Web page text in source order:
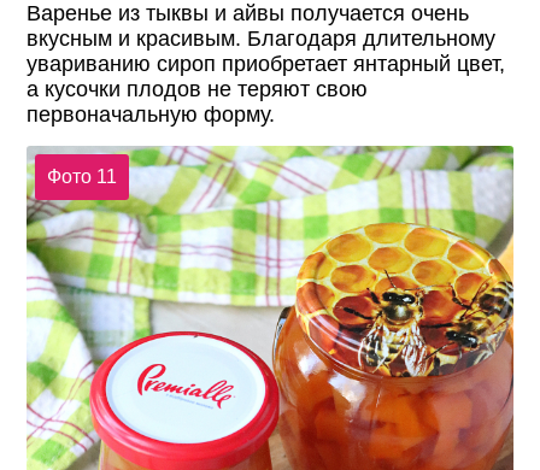
Варенье из тыквы и айвы получается очень
вкусным и красивым. Благодаря длительному
увариванию сироп приобретает янтарный цвет,
а кусочки плодов не теряют свою
первоначальную форму.
Фото 11